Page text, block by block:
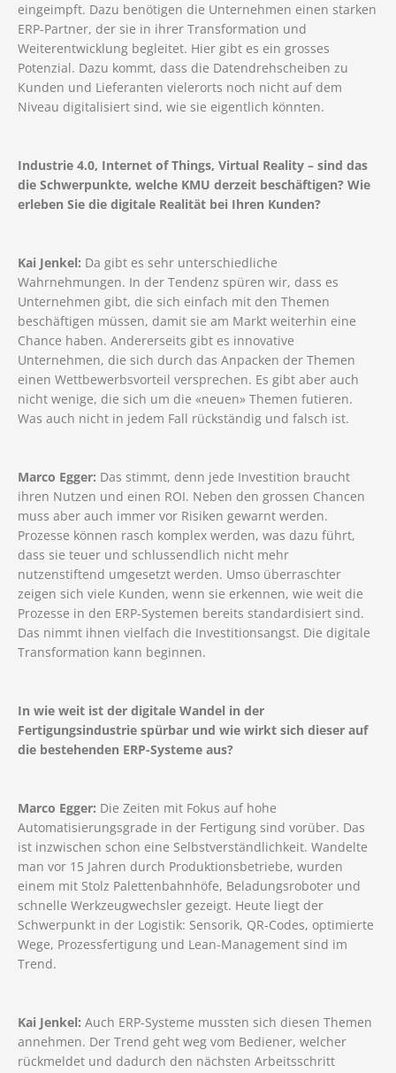
eingeimpft. Dazu benötigen die Unternehmen einen starken
ERP-Partner, der sie in ihrer Transformation und
Weiterentwicklung begleitet. Hier gibt es ein grosses
Potenzial. Dazu kommt, dass die Datendrehscheiben zu
Kunden und Lieferanten vielerorts noch nicht auf dem
Niveau digitalisiert sind, wie sie eigentlich könnten.
Industrie 4.0, Internet of Things, Virtual Reality – sind das
die Schwerpunkte, welche KMU derzeit beschäftigen? Wie
erleben Sie die digitale Realität bei Ihren Kunden?
Kai Jenkel: Da gibt es sehr unterschiedliche
Wahrnehmungen. In der Tendenz spüren wir, dass es
Unternehmen gibt, die sich einfach mit den Themen
beschäftigen müssen, damit sie am Markt weiterhin eine
Chance haben. Andererseits gibt es innovative
Unternehmen, die sich durch das Anpacken der Themen
einen Wettbewerbsvorteil versprechen. Es gibt aber auch
nicht wenige, die sich um die «neuen» Themen futieren.
Was auch nicht in jedem Fall rückständig und falsch ist.
Marco Egger: Das stimmt, denn jede Investition braucht
ihren Nutzen und einen ROI. Neben den grossen Chancen
muss aber auch immer vor Risiken gewarnt werden.
Prozesse können rasch komplex werden, was dazu führt,
dass sie teuer und schlussendlich nicht mehr
nutzenstiftend umgesetzt werden. Umso überraschter
zeigen sich viele Kunden, wenn sie erkennen, wie weit die
Prozesse in den ERP-Systemen bereits standardisiert sind.
Das nimmt ihnen vielfach die Investitionsangst. Die digitale
Transformation kann beginnen.
In wie weit ist der digitale Wandel in der
Fertigungsindustrie spürbar und wie wirkt sich dieser auf
die bestehenden ERP-Systeme aus?
Marco Egger: Die Zeiten mit Fokus auf hohe
Automatisierungsgrade in der Fertigung sind vorüber. Das
ist inzwischen schon eine Selbstverständlichkeit. Wandelte
man vor 15 Jahren durch Produktionsbetriebe, wurden
einem mit Stolz Palettenbahnhöfe, Beladungsroboter und
schnelle Werkzeugwechsler gezeigt. Heute liegt der
Schwerpunkt in der Logistik: Sensorik, QR-Codes, optimierte
Wege, Prozessfertigung und Lean-Management sind im
Trend.
Kai Jenkel: Auch ERP-Systeme mussten sich diesen Themen
annehmen. Der Trend geht weg vom Bediener, welcher
rückmeldet und dadurch den nächsten Arbeitsschritt